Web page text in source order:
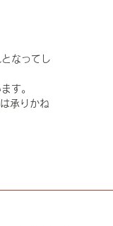
なってし
す。
承りかね